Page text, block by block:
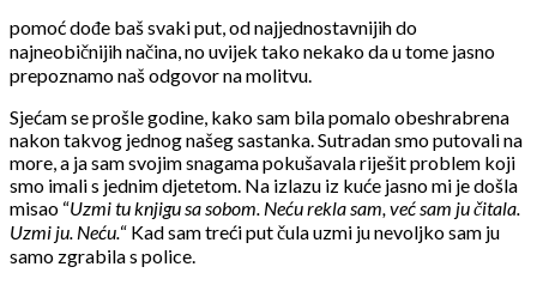
pomoć dođe baš svaki put, od najjednostavnijih do
najneobičnijih načina, no uvijek tako nekako da u tome jasno
prepoznamo naš odgovor na molitvu.
Sjećam se prošle godine, kako sam bila pomalo obeshrabrena
nakon takvog jednog našeg sastanka. Sutradan smo putovali na
more, a ja sam svojim snagama pokušavala riješit problem koji
smo imali s jednim djetetom. Na izlazu iz kuće jasno mi je došla
misao “Uzmi tu knjigu sa sobom. Neću rekla sam, već sam ju čitala.
Uzmi ju. Neću.“ Kad sam treći put čula uzmi ju nevoljko sam ju
samo zgrabila s police.